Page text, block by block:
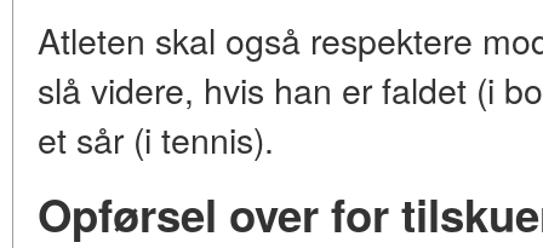
Atleten skal også respektere
slå videre, hvis han er faldet (i
et sår (i tennis).
Opførsel over for